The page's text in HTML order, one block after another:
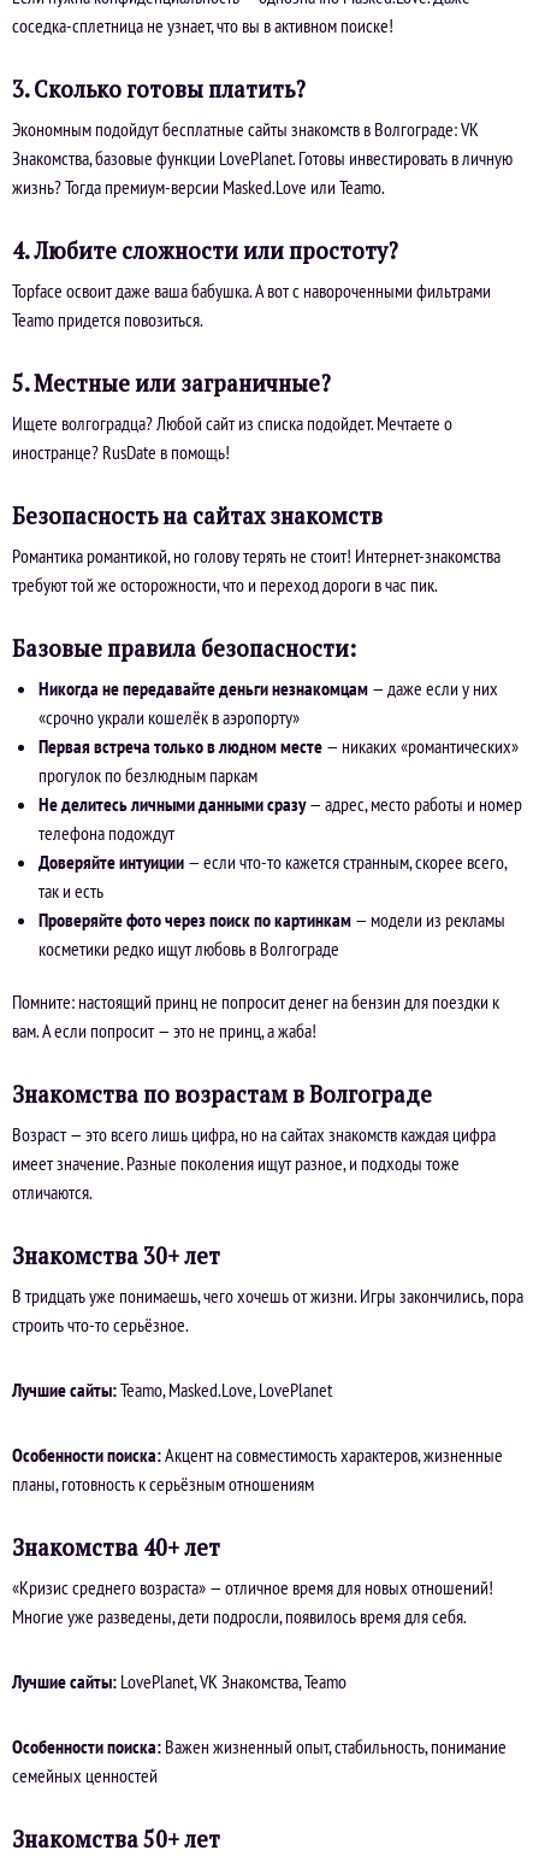
соседка-сплетница не узнает, что вы в активном поиске!
3. Сколько готовы платить?
Экономным подойдут бесплатные сайты знакомств в Волгограде: VK
Знакомства, базовые функции LovePlanet. Готовы инвестировать в личную
жизнь? Тогда премиум-версии Masked.Love или Teamo.
4. Любите сложности или простоту?
Topface освоит даже ваша бабушка. А вот с навороченными фильтрами
Teamo придется повозиться.
5. Местные или заграничные?
Ищете волгоградца? Любой сайт из списка подойдет. Мечтаете о
иностранце? RusDate в помощь!
Безопасность на сайтах знакомств
Романтика романтикой, но голову терять не стоит! Интернет-знакомства
требуют той же осторожности, что и переход дороги в час пик.
Базовые правила безопасности:
Никогда не передавайте деньги незнакомцам — даже если у них
«срочно украли кошелёк в аэропорту»
Первая встреча только в людном месте — никаких «романтических»
прогулок по безлюдным паркам
Не делитесь личными данными сразу— адрес, место работы и номер
телефона подождут
Доверяйте интуиции — если что-то кажется странным, скорее всего,
так и есть
Проверяйте фото через поиск по картинкам — модели из рекламы
косметики редко ищут любовь в Волгограде
Помните: настоящий принц не попросит денег на бензин для поездки к
вам. А если попросит — это не принц, а жаба!
Знакомства по возрастам в Волгограде
Возраст — это всего лишь цифра, но на сайтах знакомств каждая цифра
имеет значение. Разные поколения ищут разное, и подходы тоже
отличаются.
Знакомства 30+ лет
В тридцать уже понимаешь, чего хочешь от жизни. Игры закончились, пора
строить что-то серьёзное.
Лучшие сайты:Teamo, Masked.Love, LovePlanet
Особенности поиска:Акцент на совместимость характеров, жизненные
планы, готовность к серьёзным отношениям
Знакомства 40+ лет
«Кризис среднего возраста» — отличное время для новых отношений!
Многие уже разведены, дети подросли, появилось время для себя.
Лучшие сайты: LovePlanet, VK Знакомства, Teamo
Особенности поиска: Важен жизненный опыт, стабильность, понимание
семейных ценностей
Знакомства 50+ лет